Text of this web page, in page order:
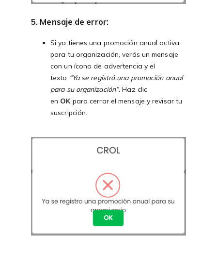
5. Mensaje de error:
Si ya tienes una promoción anual activa
para tu organización, verás un mensaje
con un ícono de advertencia y el
texto “Ya se registró una promoción anual
para su organización”. Haz clic
en OK para cerrar el mensaje y revisar tu
suscripción.